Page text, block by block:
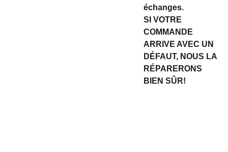
échanges.
SI VOTRE
COMMANDE
ARRIVE AVEC UN
DÉFAUT, NOUS LA
RÉPARERONS
BIEN SÛR!